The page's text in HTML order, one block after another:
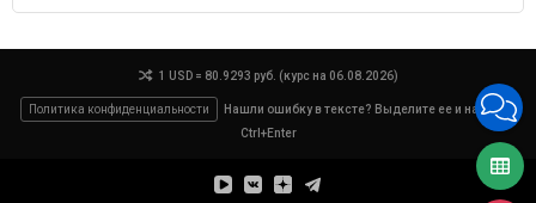
1 USD = 80.9293 руб. (курс на 06.08.2026)
Политика конфиденциальности
Нашли ошибку в тексте? Выделите ее и нажмите
Ctrl+Enter